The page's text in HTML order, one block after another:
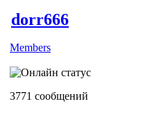
dorr666
Members
3771 сообщений